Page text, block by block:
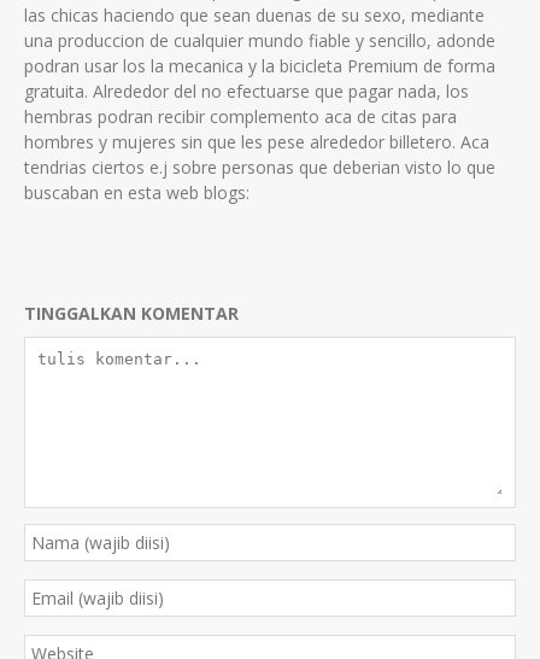
las chicas haciendo que sean duenas de su sexo, mediante
una produccion de cualquier mundo fiable y sencillo, adonde
podran usar los la mecanica y la bicicleta Premium de forma
gratuita. Alrededor del no efectuarse que pagar nada, los
hembras podran recibir complemento aca de citas para
hombres y mujeres sin que les pese alrededor billetero. Aca
tendri­as ciertos e.j sobre personas que deberian visto lo que
buscaban en esta web blogs:
TINGGALKAN KOMENTAR